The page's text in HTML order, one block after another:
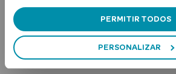
PERMITIR TODOS
PERSONALIZAR
Nota adicional